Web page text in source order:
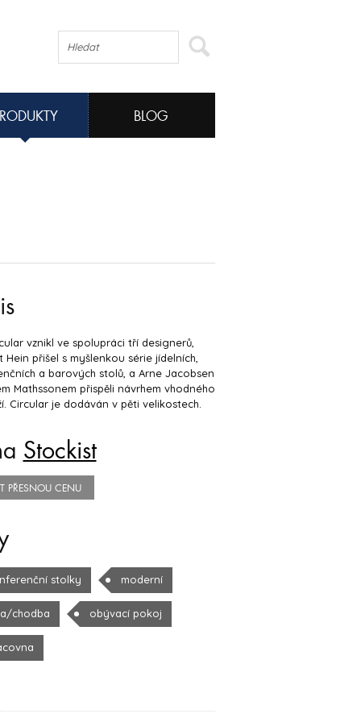
BLOG
vznikl ve spolupráci tří designerů,
Hein přišel s myšlenkou série jídelních,
a barových stolů, a Arne Jacobsen
Mathssonem přispěli návrhem vhodného
Circular je dodáván v pěti velikostech.
Stockist
PŘESNOU CENU
stolky moderní
chodba obývací pokoj